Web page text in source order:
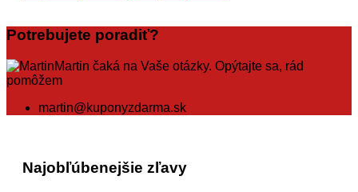
Potrebujete poradiť?
Martin čaká na Vaše otázky. Opýtajte sa, rád
pomôžem
martin@kuponyzdarma.sk
Najobľúbenejšie zľavy